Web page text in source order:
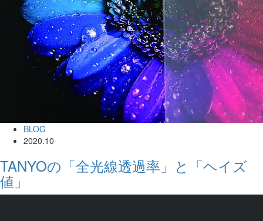
BLOG
2020.10
TANYOの「全光線透過率」と「ヘイズ
値」